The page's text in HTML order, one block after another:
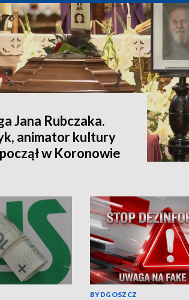
Jana Rubczaka.
animator kultury
w Koronowie
BYDGOSZCZ